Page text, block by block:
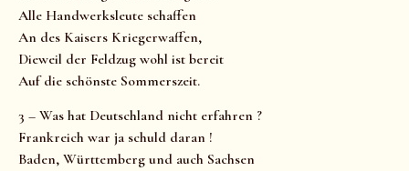
Alle Handwerksleute schaffen
An des Kaisers Kriegerwaffen,
Dieweil der Feldzug wohl ist bereit
Auf die schönste Sommerszeit.
3 – Was hat Deutschland nicht erfahren ?
Frankreich war ja schuld daran !
Baden, Württemberg und auch Sachsen